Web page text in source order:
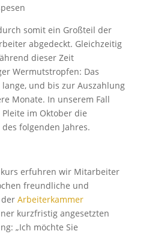
somit ein Großteil der
abgedeckt. Gleichzeitig
dieser Zeit
Wermutstropfen: Das
und bis zur Auszahlung
Monate. In unserem Fall
im Oktober die
folgenden Jahres.
erfuhren wir Mitarbeiter
freundliche und
Arbeiterkammer
kurzfristig angesetzten
„Ich möchte Sie